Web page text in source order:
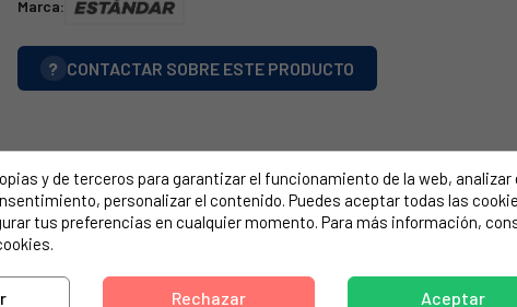
Marca:
? CONTACTAR SOBRE ESTE PRODUCTO
y de terceros para garantizar el funcionamiento de la web, analizar
personalizar el contenido. Puedes aceptar todas las
tus preferencias en cualquier momento. Para más información,
Rechazar Aceptar